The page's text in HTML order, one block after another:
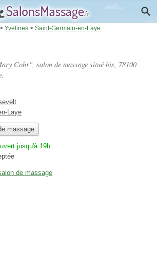
> Yvelines > Saint-Germain-en-Laye
Cohr", salon de massage situé bis, 78100
Laye
massage
jusqu'à 19h
de massage